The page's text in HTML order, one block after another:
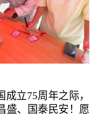
成立75周年之际，
盛、国泰民安！愿